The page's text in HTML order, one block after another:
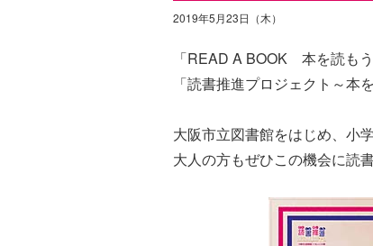
2019年5月23日（木）
「READ A BOOK 本を読も
「読書推進プロジェクト～本
大阪市立図書館をはじめ、小
大人の方もぜひこの機会に読